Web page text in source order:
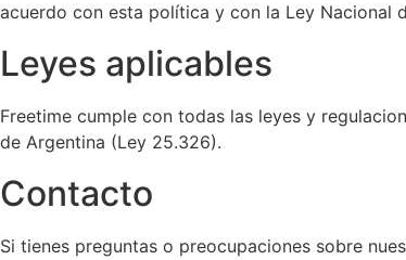
acuerdo con esta política y con la Ley Nacional
Leyes aplicables
Freetime cumple con todas las leyes y
de Argentina (Ley 25.326).
Contacto
Si tienes preguntas o preocupaciones sobre